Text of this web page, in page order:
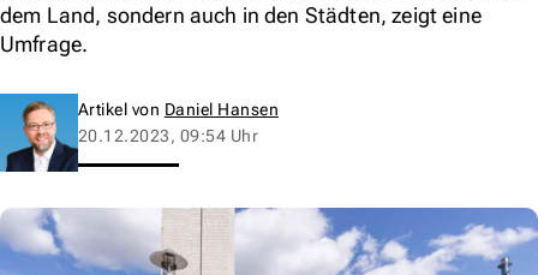
dem Land, sondern auch in den Städten, zeigt eine
Umfrage.
Artikel von Daniel Hansen
20.12.2023, 09:54 Uhr